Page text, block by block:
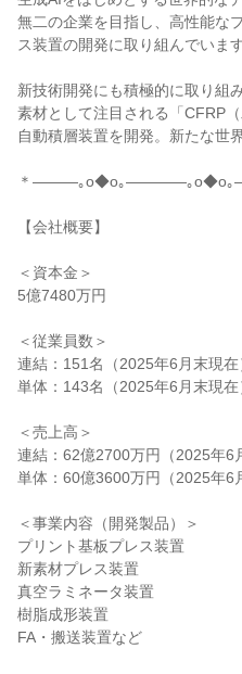
無二の企業を目指し、高性能な
ス装置の開発に取り組んでいます
新技術開発にも積極的に取り組
素材として注目される「CFRP
自動積層装置を開発。新たな世
＊―――｡o◆o｡――――｡o◆o｡
【会社概要】
＜資本金＞
5億7480万円
＜従業員数＞
連結：151名（2025年6月末現在
単体：143名（2025年6月末現在
＜売上高＞
連結：62億2700万円（2025年6
単体：60億3600万円（2025年6
＜事業内容（開発製品）＞
プリント基板プレス装置
新素材プレス装置
真空ラミネータ装置
樹脂成形装置
FA・搬送装置など